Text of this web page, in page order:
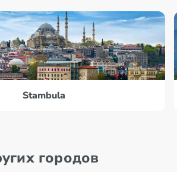
Stambula
городов